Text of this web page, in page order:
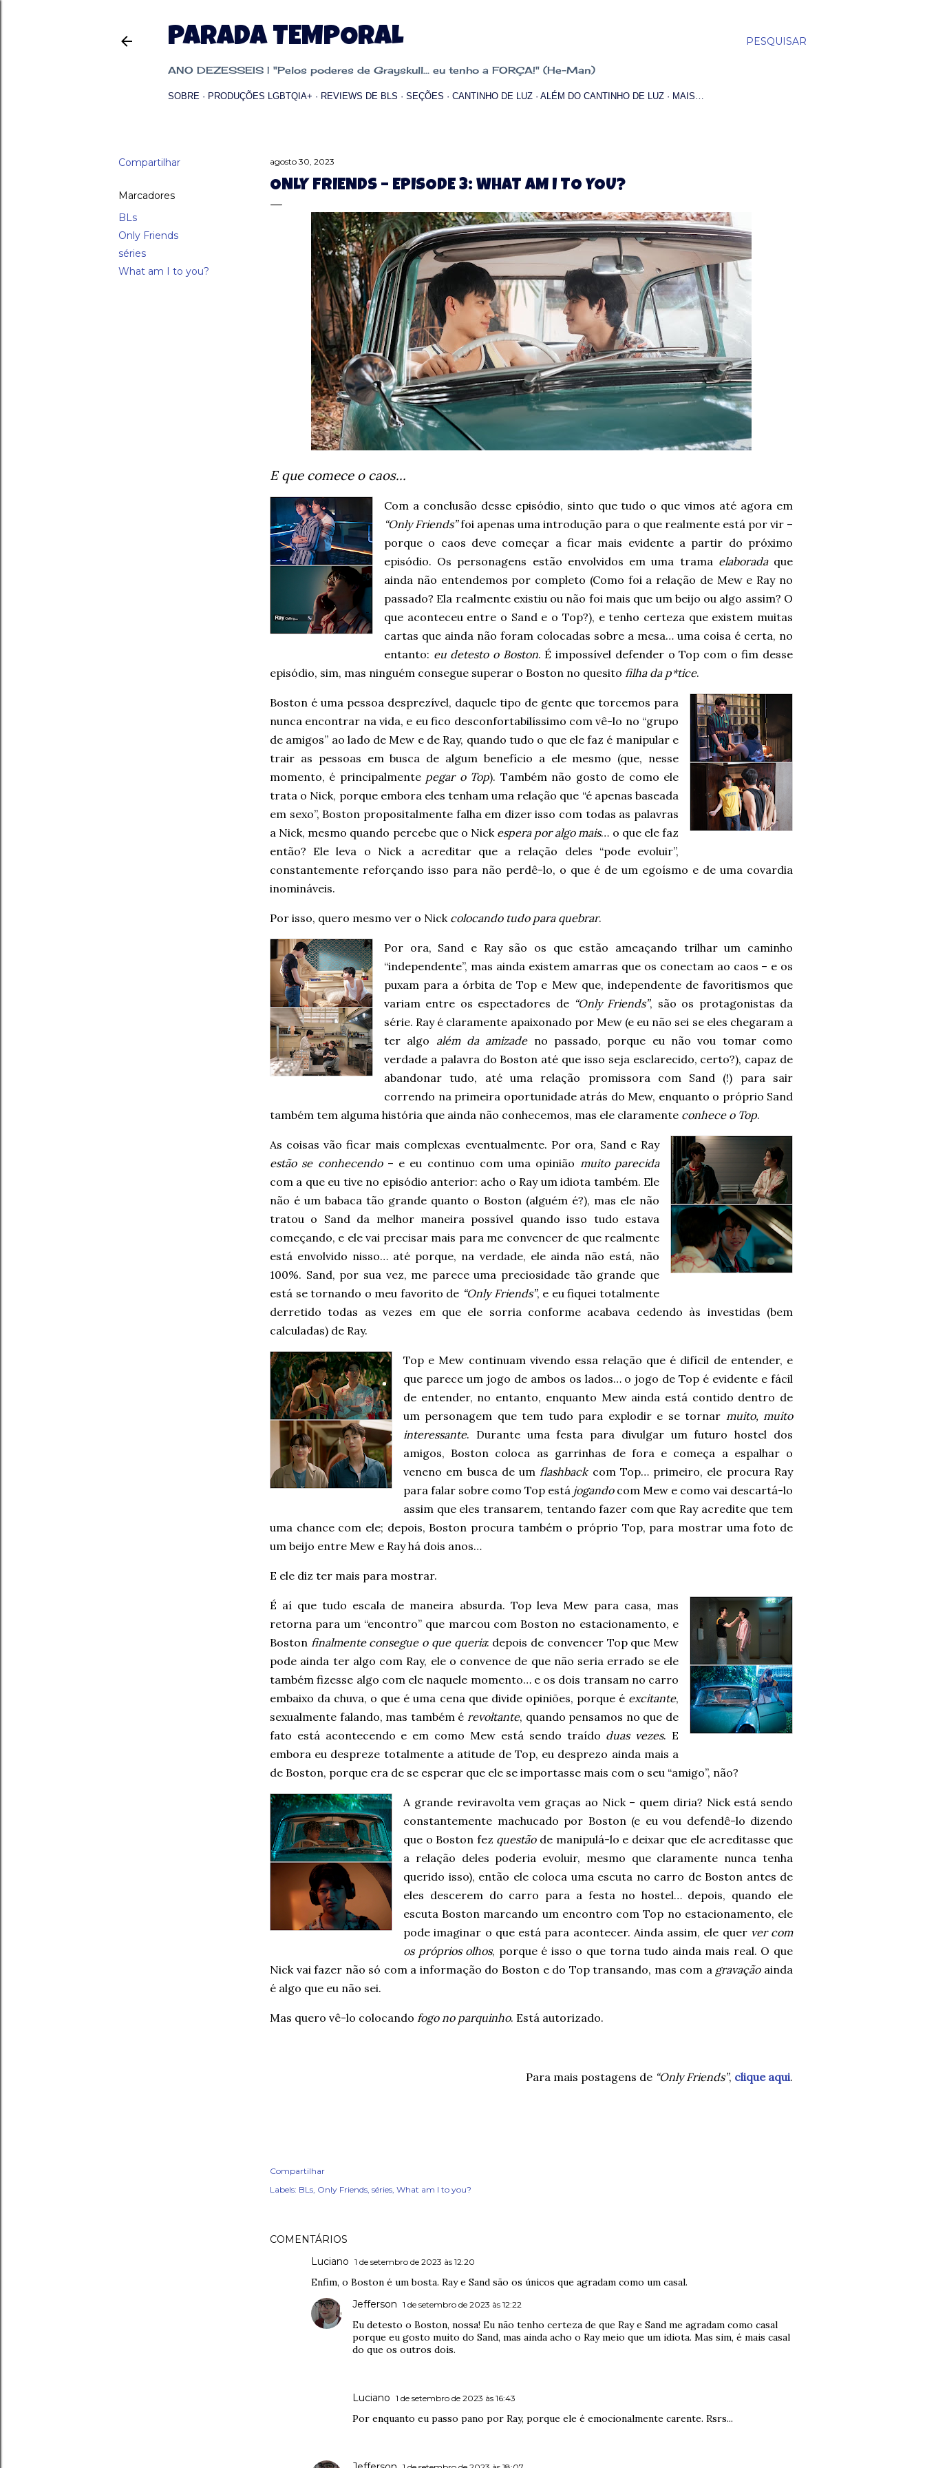
PESQUISAR
PARADA TEMPORAL
ANO DEZESSEIS | "Pelos poderes de Grayskull... eu tenho a FORÇA!" (He-Man)
SOBRE PRODUÇÕES LGBTQIA+ REVIEWS DE BLS SEÇÕES CANTINHO DE LUZ ALÉM DO CANTINHO DE LUZ MAIS…
Compartilhar
Marcadores
BLs
Only Friends
séries
What am I to you?
agosto 30, 2023
ONLY FRIENDS – EPISODE 3: WHAT AM I TO YOU?
E que comece o caos…
Com a conclusão desse episódio, sinto que tudo o que vimos até agora em
“Only Friends”foi apenas uma introdução para o que realmente está por vir –
porque o caos deve começar a ficar mais evidente a partir do próximo
episódio. Os personagens estão envolvidos em uma trama elaboradaque
ainda não entendemos por completo (Como foi a relação de Mew e Ray no
passado? Ela realmente existiu ou não foi mais que um beijo ou algo assim? O
que aconteceu entre o Sand e o Top?), e tenho certeza que existem muitas
cartas que ainda não foram colocadas sobre a mesa… uma coisa é certa, no
entanto: eu detesto o Boston. É impossível defender o Top com o fim desse
episódio, sim, mas ninguém consegue superar o Boston no quesito filha da p*tice.
Boston é uma pessoa desprezível, daquele tipo de gente que torcemos para
nunca encontrar na vida, e eu fico desconfortabilíssimo com vê-lo no “grupo
de amigos” ao lado de Mew e de Ray, quando tudo o que ele faz é manipular e
trair as pessoas em busca de algum benefício a ele mesmo (que, nesse
momento, é principalmente pegar o Top). Também não gosto de como ele
trata o Nick, porque embora eles tenham uma relação que “é apenas baseada
em sexo”, Boston propositalmente falha em dizer isso com todas as palavras
a Nick, mesmo quando percebe que o Nick espera por algo mais… o que ele faz
então? Ele leva o Nick a acreditar que a relação deles “pode evoluir”,
constantemente reforçando isso para não perdê-lo, o que é de um egoísmo e de uma covardia
inomináveis.
Por isso, quero mesmo ver o Nick colocando tudo para quebrar.
Por ora, Sand e Ray são os que estão ameaçando trilhar um caminho
“independente”, mas ainda existem amarras que os conectam ao caos – e os
puxam para a órbita de Top e Mew que, independente de favoritismos que
variam entre os espectadores de “Only Friends”, são os protagonistas da
série. Ray é claramente apaixonado por Mew (e eu não sei se eles chegaram a
ter algo além da amizadeno passado, porque eu não vou tomar como
verdade a palavra do Boston até que isso seja esclarecido, certo?), capaz de
abandonar tudo, até uma relação promissora com Sand (!) para sair
correndo na primeira oportunidade atrás do Mew, enquanto o próprio Sand
também tem alguma história que ainda não conhecemos, mas ele claramente conhece o Top.
As coisas vão ficar mais complexas eventualmente. Por ora, Sand e Ray
estão se conhecendo– e eu continuo com uma opinião muito parecida
com a que eu tive no episódio anterior: acho o Ray um idiota também. Ele
não é um babaca tão grande quanto o Boston (alguém é?), mas ele não
tratou o Sand da melhor maneira possível quando isso tudo estava
começando, e ele vai precisar mais para me convencer de que realmente
está envolvido nisso… até porque, na verdade, ele ainda não está, não
100%. Sand, por sua vez, me parece uma preciosidade tão grande que
está se tornando o meu favorito de “Only Friends”, e eu fiquei totalmente
derretido todas as vezes em que ele sorria conforme acabava cedendo às investidas (bem
calculadas) de Ray.
Top e Mew continuam vivendo essa relação que é difícil de entender, e
que parece um jogo de ambos os lados… o jogo de Top é evidente e fácil
de entender, no entanto, enquanto Mew ainda está contido dentro de
um personagem que tem tudo para explodir e se tornar muito, muito
interessante. Durante uma festa para divulgar um futuro hostel dos
amigos, Boston coloca as garrinhas de fora e começa a espalhar o
veneno em busca de um flashbackcom Top… primeiro, ele procura Ray
para falar sobre como Top está jogandocom Mew e como vai descartá-lo
assim que eles transarem, tentando fazer com que Ray acredite que tem
uma chance com ele; depois, Boston procura também o próprio Top, para mostrar uma foto de
um beijo entre Mew e Ray há dois anos…
E ele diz ter mais para mostrar.
É aí que tudo escala de maneira absurda. Top leva Mew para casa, mas
retorna para um “encontro” que marcou com Boston no estacionamento, e
Boston finalmente consegue o que queria: depois de convencer Top que Mew
pode ainda ter algo com Ray, ele o convence de que não seria errado se ele
também fizesse algo com ele naquele momento… e os dois transam no carro
embaixo da chuva, o que é uma cena que divide opiniões, porque é excitante,
sexualmente falando, mas também é revoltante, quando pensamos no que de
fato está acontecendo e em como Mew está sendo traído duas vezes. E
embora eu despreze totalmente a atitude de Top, eu desprezo ainda mais a
de Boston, porque era de se esperar que ele se importasse mais com o seu “amigo”, não?
A grande reviravolta vem graças ao Nick – quem diria? Nick está sendo
constantemente machucado por Boston (e eu vou defendê-lo dizendo
que o Boston fez questãode manipulá-lo e deixar que ele acreditasse que
a relação deles poderia evoluir, mesmo que claramente nunca tenha
querido isso), então ele coloca uma escuta no carro de Boston antes de
eles descerem do carro para a festa no hostel… depois, quando ele
escuta Boston marcando um encontro com Top no estacionamento, ele
pode imaginar o que está para acontecer. Ainda assim, ele quer ver com
os próprios olhos, porque é isso o que torna tudo ainda mais real. O que
Nick vai fazer não só com a informação do Boston e do Top transando, mas com a gravaçãoainda
é algo que eu não sei.
Mas quero vê-lo colocando fogo no parquinho. Está autorizado.
Para mais postagens de “Only Friends”, clique aqui.
Compartilhar
Labels: BLs Only Friends séries What am I to you?
COMENTÁRIOS
Luciano 1 de setembro de 2023 às 12:20
Enfim, o Boston é um bosta. Ray e Sand são os únicos que agradam como um casal.
Jefferson 1 de setembro de 2023 às 12:22
Eu detesto o Boston, nossa! Eu não tenho certeza de que Ray e Sand me agradam como casal
porque eu gosto muito do Sand, mas ainda acho o Ray meio que um idiota. Mas sim, é mais casal
do que os outros dois.
Luciano 1 de setembro de 2023 às 16:43
Por enquanto eu passo pano por Ray, porque ele é emocionalmente carente. Rsrs...